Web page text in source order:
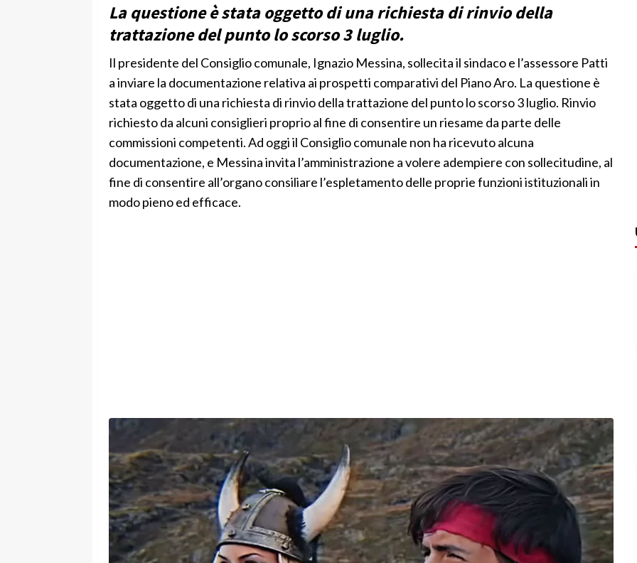
La questione è stata oggetto di una richiesta di rinvio della
trattazione del punto lo scorso 3 luglio.
Il presidente del Consiglio comunale, Ignazio Messina, sollecita il sindaco e l’assessore Patti
a inviare la documentazione relativa ai prospetti comparativi del Piano Aro. La questione è
stata oggetto di una richiesta di rinvio della trattazione del punto lo scorso 3 luglio. Rinvio
richiesto da alcuni consiglieri proprio al fine di consentire un riesame da parte delle
commissioni competenti. Ad oggi il Consiglio comunale non ha ricevuto alcuna
documentazione, e Messina invita l’amministrazione a volere adempiere con sollecitudine, al
fine di consentire all’organo consiliare l’espletamento delle proprie funzioni istituzionali in
modo pieno ed efficace.